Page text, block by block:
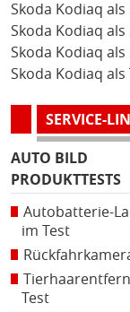
Skoda Kodiaq
Skoda Kodiaq
Skoda Kodiaq als
Skoda Kodiaq als
SERVICE-
AUTO BILD
PRODUKTTESTS
Autobatterie-
im Test
Test